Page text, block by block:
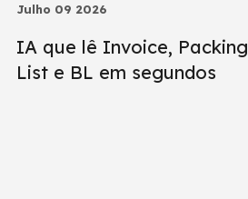
Julho 09 2026
IA que lê Invoice, Packing
List e BL em segundos